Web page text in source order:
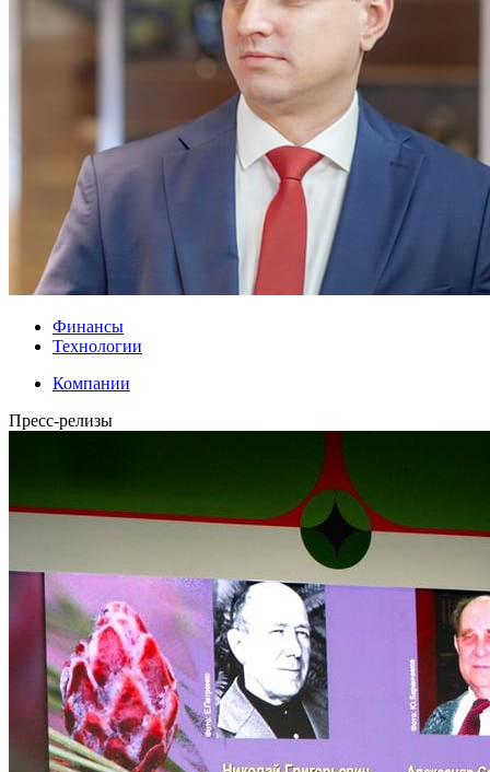
Финансы
Технологии
Компании
Пресс-релизы